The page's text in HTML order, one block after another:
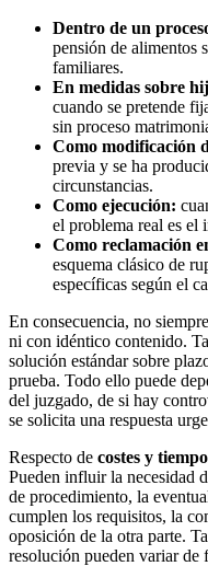
Dentro de un
pensión de alimentos
familiares.
En medidas sobre
cuando se pretende
sin proceso
Como modificación
previa y se ha
circunstancias.
Como ejecución:
el problema real es el
Como reclamación
esquema clásico de
específicas según el
En consecuencia, no
ni con idéntico contenido.
solución estándar sobre
prueba. Todo ello puede
del juzgado, de si hay
se solicita una respuesta
Respecto de costes y
Pueden influir la necesidad
de procedimiento, la
cumplen los requisitos, la
oposición de la otra parte.
resolución pueden variar de